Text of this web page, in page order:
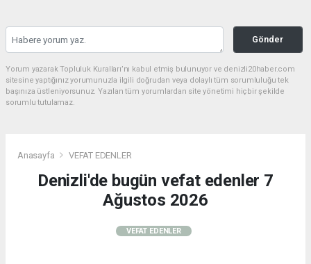
Gönder
Yorum yazarak Topluluk Kuralları’nı kabul etmiş bulunuyor ve denizli20haber.com
sitesine yaptığınız yorumunuzla ilgili doğrudan veya dolaylı tüm sorumluluğu tek
başınıza üstleniyorsunuz. Yazılan tüm yorumlardan site yönetimi hiçbir şekilde
sorumlu tutulamaz.
Anasayfa VEFAT EDENLER
Denizli'de bugün vefat edenler 7
Ağustos 2026
VEFAT EDENLER